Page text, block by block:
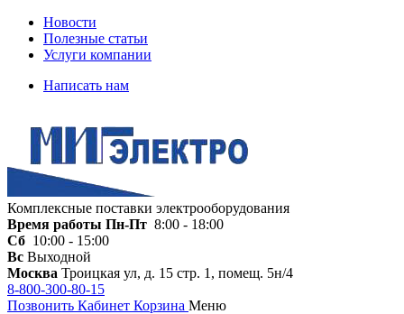
Новости
Полезные статьи
Услуги компании
Написать нам
Комплексные поставки электрооборудования
Время работы Пн-Пт 8:00 - 18:00
Сб 10:00 - 15:00
Вс Выходной
Москва Троицкая ул, д. 15 стр. 1, помещ. 5н/4
8-800-300-80-15
Позвонить Кабинет Корзина Меню